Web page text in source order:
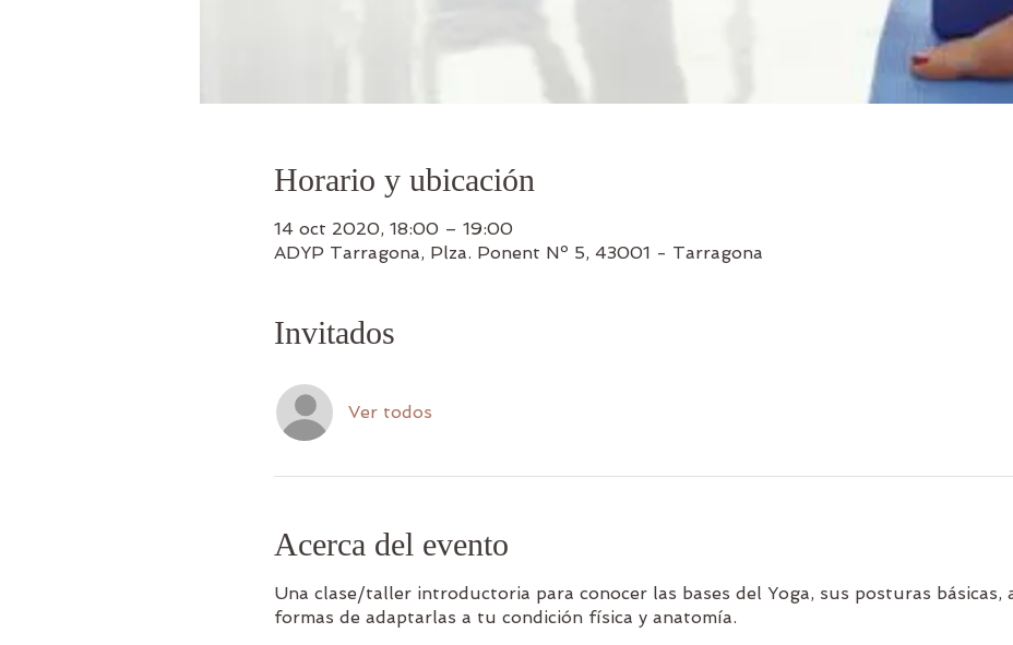
Horario y ubicación
14 oct 2020, 18:00 – 19:00
ADYP Tarragona, Plza. Ponent Nº 5, 43001 - Tarragona
Invitados
Ver todos
Acerca del evento
Una clase/taller introductoria para conocer las bases del Yoga, sus posturas básicas,
formas de adaptarlas a tu condición física y anatomía.